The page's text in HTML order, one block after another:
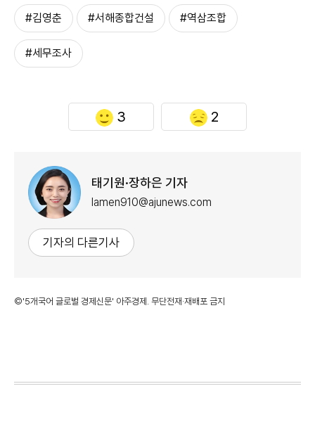
#김영춘 #서해종합건설 #역삼조합
#세무조사
3 2
태기원·장하은 기자
lamen910@ajunews.com
기자의 다른기사
©'5개국어 글로벌 경제신문' 아주경제. 무단전재·재배포 금지